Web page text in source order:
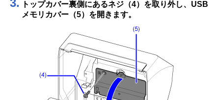
3.
トップカバー裏側にあるネジ（4）を取り外し、USB
メモリカバー（5）を開きます。